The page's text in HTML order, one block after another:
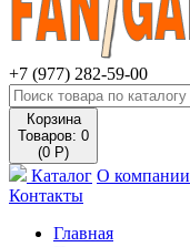
+7 (977) 282-59-00
Корзина
Товаров: 0
(0 Р)
Каталог О компании
Контакты
Главная